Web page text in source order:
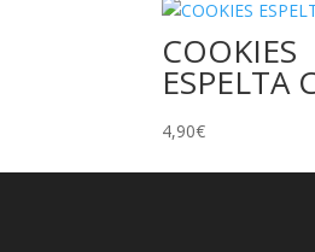
COOKIES
ESPELTA
4,90€